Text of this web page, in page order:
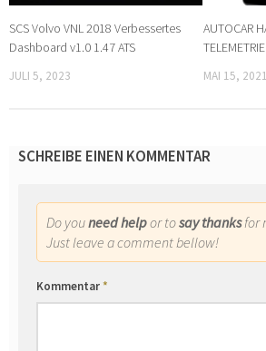
SCS Volvo VNL 2018 Verbessertes
Dashboard v1.0 1.47 ATS
JULI 5, 2023
AUTOCAR
MAI 15, 2021
SCHREIBE EINEN KOMMENTAR
Do youneed helpor tosay thanksfor
Just leave a comment bellow!
Kommentar*